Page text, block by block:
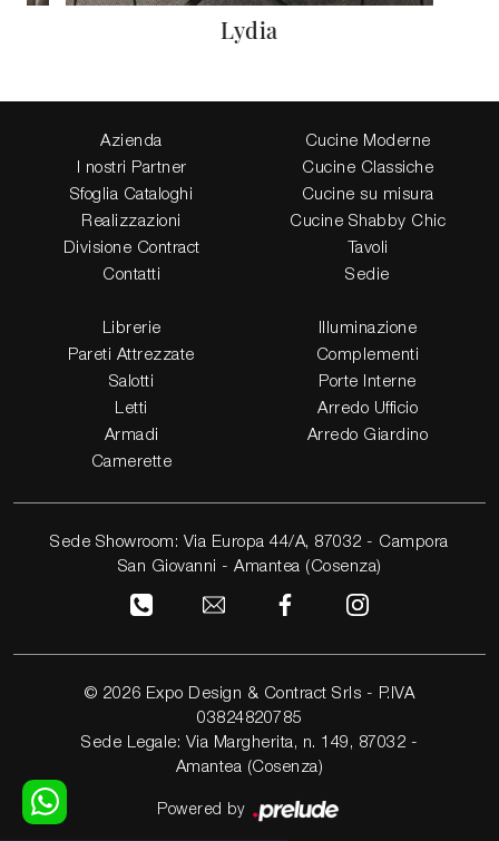
Lydia
Azienda
I nostri Partner
Sfoglia Cataloghi
Realizzazioni
Divisione Contract
Contatti
Cucine Moderne
Cucine Classiche
Cucine su misura
Cucine Shabby Chic
Tavoli
Sedie
Librerie
Pareti Attrezzate
Salotti
Letti
Armadi
Camerette
Illuminazione
Complementi
Porte Interne
Arredo Ufficio
Arredo Giardino
Sede Showroom: Via Europa 44/A, 87032 - Campora
San Giovanni - Amantea (Cosenza)
© 2026 Expo Design & Contract Srls - P.IVA
03824820785
Sede Legale: Via Margherita, n. 149, 87032 -
Amantea (Cosenza)
Powered by